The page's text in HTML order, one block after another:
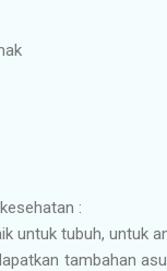
:
untuk tubuh, untuk
tambahan